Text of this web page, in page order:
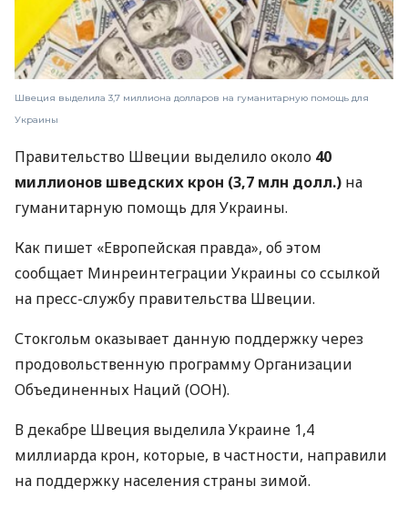
Швеция выделила 3,7 миллиона долларов на гуманитарную помощь для
Украины
Правительство Швеции выделило около 40
миллионов шведских крон (3,7 млн долл.) на
гуманитарную помощь для Украины.
Как пишет «Европейская правда», об этом
сообщает Минреинтеграции Украины со ссылкой
на пресс-службу правительства Швеции.
Стокгольм оказывает данную поддержку через
продовольственную программу Организации
Объединенных Наций (ООН).
В декабре Швеция выделила Украине 1,4
миллиарда крон, которые, в частности, направили
на поддержку населения страны зимой.